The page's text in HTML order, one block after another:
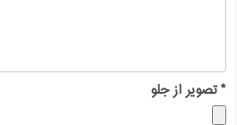
*تصویر از جلو